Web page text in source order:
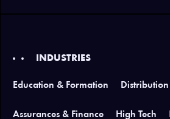
INDUSTRIES
Education & Formation Distribution
Assurances & Finance High Tech